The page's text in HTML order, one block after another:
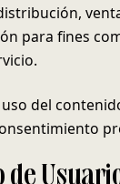
para fines
del
de